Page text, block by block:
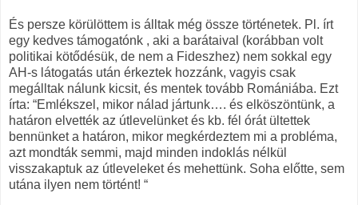
És persze körülöttem is álltak még össze történetek. Pl. írt
egy kedves támogatónk , aki a barátaival (korábban volt
politikai kötődésük, de nem a Fideszhez) nem sokkal egy
AH-s látogatás után érkeztek hozzánk, vagyis csak
megálltak nálunk kicsit, és mentek tovább Romániába. Ezt
írta: “Emlékszel, mikor nálad jártunk…. és elköszöntünk, a
határon elvették az útlevelünket és kb. fél órát ültettek
bennünket a határon, mikor megkérdeztem mi a probléma,
azt mondták semmi, majd minden indoklás nélkül
visszakaptuk az útleveleket és mehettünk. Soha előtte, sem
utána ilyen nem történt! “